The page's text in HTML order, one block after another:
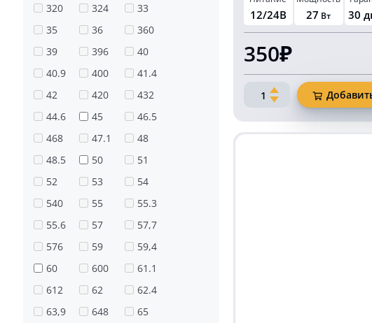
320
324
33
35
36
360
39
396
40
40.9
400
41.4
42
420
432
44.6
45
46.5
468
47.1
48
48.5
50
51
52
53
54
540
55
55.3
55.6
57
57,7
576
59
59,4
60
600
61.1
612
62
62.4
63,9
648
65
12/24В 27 Вт 30
350₽
Количество
Светодиодная
фара